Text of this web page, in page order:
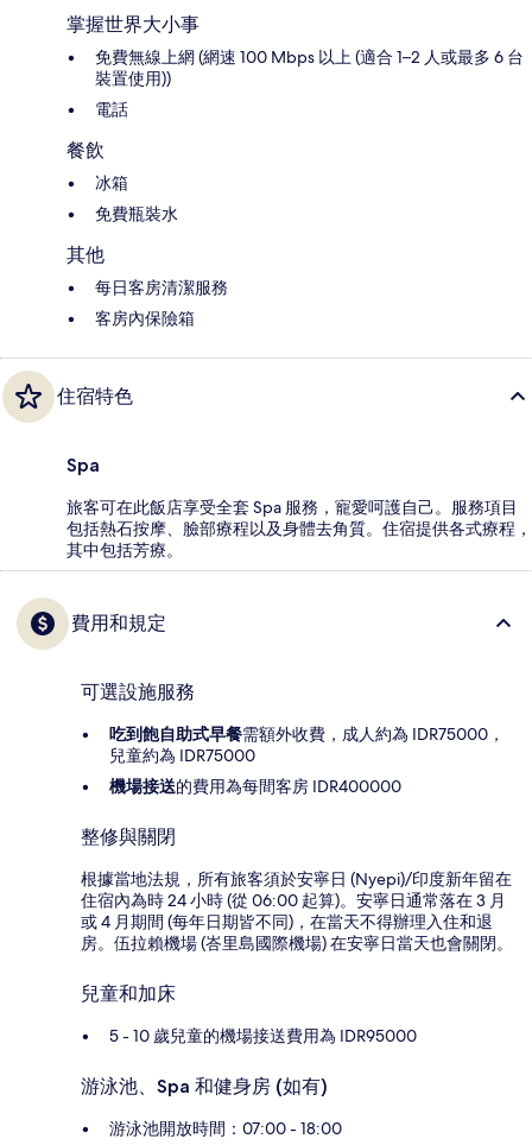
掌握世界大小事
免費無線上網 (網速 100 Mbps 以上 (適合 1–2 人或最多 6 台
裝置使用))
電話
餐飲
冰箱
免費瓶裝水
其他
每日客房清潔服務
客房內保險箱
住宿特色
Spa
旅客可在此飯店享受全套 Spa 服務，寵愛呵護自己。服務項目
包括熱石按摩、臉部療程以及身體去角質。住宿提供各式療程，
其中包括芳療。
費用和規定
可選設施服務
吃到飽自助式早餐需額外收費，成人約為 IDR75000，
兒童約為 IDR75000
機場接送的費用為每間客房 IDR400000
整修與關閉
根據當地法規，所有旅客須於安寧日 (Nyepi)/印度新年留在
住宿內為時 24 小時 (從 06:00 起算)。安寧日通常落在 3 月
或 4 月期間 (每年日期皆不同)，在當天不得辦理入住和退
房。伍拉賴機場 (峇里島國際機場) 在安寧日當天也會關閉。
兒童和加床
5 - 10 歲兒童的機場接送費用為 IDR95000
游泳池、Spa 和健身房 (如有)
游泳池開放時間：07:00 - 18:00